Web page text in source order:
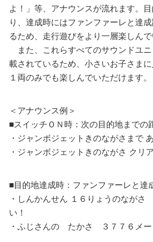
よ！」等、アナウンスが流れます。
り、達成時にはファンファーレと達
るため、走行遊びをより一層楽しんで
また、これらすべてのサウンドユ
載されているため、小さいお子さま
１両のみでも楽しんでいただけます。
＜アナウンス例＞
■スイッチＯＮ時：次の目的地までの
・ジャンボジェットきのながさまで
・ジャンボジェットきのながさ クリア
■目的地達成時：ファンファーレと達
・しんかんせん １６りょうのなが
い！
・ふじさんの たかさ ３７７６メ